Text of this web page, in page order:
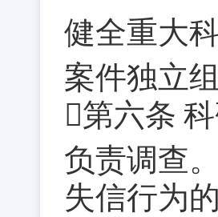
健全重大
案件独立
第六条
负责调查
失信行为的